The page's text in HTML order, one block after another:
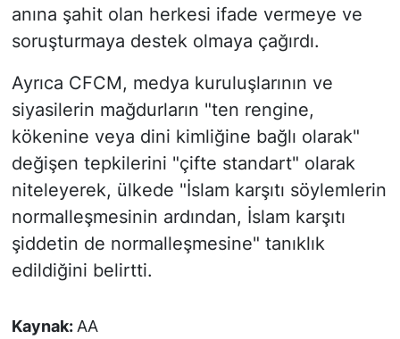
anına şahit olan herkesi ifade vermeye ve
soruşturmaya destek olmaya çağırdı.
Ayrıca CFCM, medya kuruluşlarının ve
siyasilerin mağdurların "ten rengine,
kökenine veya dini kimliğine bağlı olarak"
değişen tepkilerini "çifte standart" olarak
niteleyerek, ülkede "İslam karşıtı söylemlerin
normalleşmesinin ardından, İslam karşıtı
şiddetin de normalleşmesine" tanıklık
edildiğini belirtti.
Kaynak:AA